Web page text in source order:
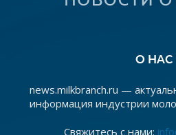
О НАС
news.milkbranch.ru —
информация индустрии
Свяжитесь с нами: